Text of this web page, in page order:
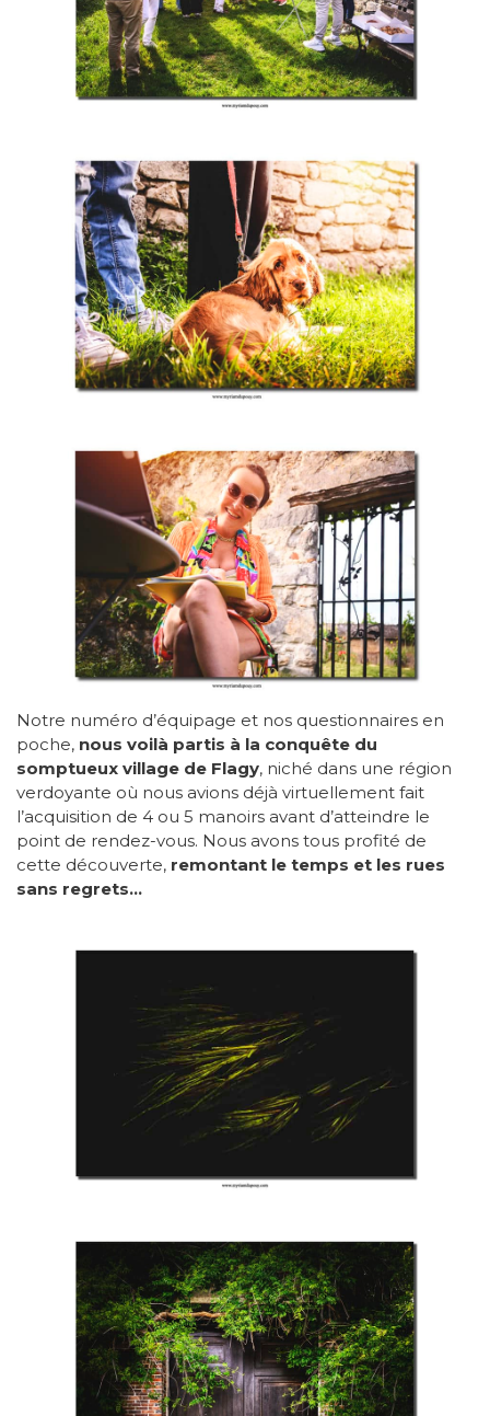
Notre numéro d’équipage et nos questionnaires en
poche, nous voilà partis à la conquête du
somptueux village de Flagy, niché dans une région
verdoyante où nous avions déjà virtuellement fait
l’acquisition de 4 ou 5 manoirs avant d’atteindre le
point de rendez-vous. Nous avons tous profité de
cette découverte, remontant le temps et les rues
sans regrets…